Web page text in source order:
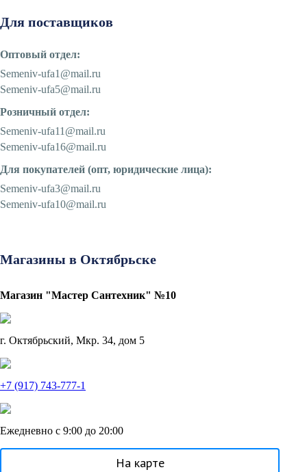
Для поставщиков
Оптовый отдел:
Semeniv-ufa1@mail.ru
Semeniv-ufa5@mail.ru
Розничный отдел:
Semeniv-ufa11@mail.ru
Semeniv-ufa16@mail.ru
Для покупателей (опт, юридические лица):
Semeniv-ufa3@mail.ru
Semeniv-ufa10@mail.ru
Магазины в Октябрьске
Магазин "Мастер Сантехник" №10
г. Октябрьский, Мкр. 34, дом 5
+7 (917) 743-777-1
Ежедневно с 9:00 до 20:00
На карте
Биметаллические радиаторы отопления
Развернуть(4)
Раковины в ванную комнату
Кронштейны для раковины
Пьедестал для раковин в ванную
Раковины для ванной
механизм(открытие нажатием). регулируемый
СЕРИЯ ЛН (скрытый)
Гофрированные трубы для сифонов
Гофрированные трубы и манжеты для унитаза
Сифоны
Смесители и комплектующие
Россинка-ТВК
Смесители для кухни
Унитазы. писсуары. биде